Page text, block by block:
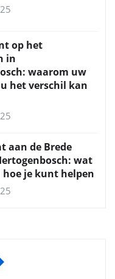
op het
in
waarom uw
het verschil kan
aan de Brede
wat
hoe je kunt helpen